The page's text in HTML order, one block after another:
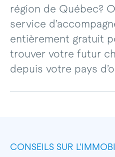
région de Québec?
service
entièrement gratuit
trouver votre futur
depuis votre pays
CONSEILS SUR